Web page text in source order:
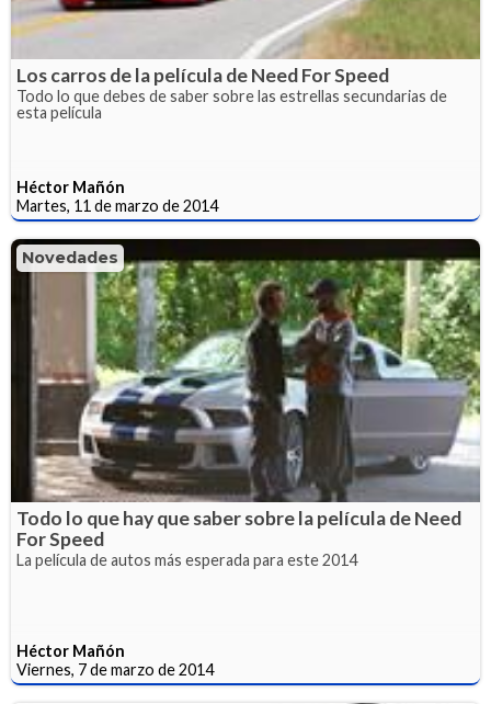
Los carros de la película de Need For Speed
Todo lo que debes de saber sobre las estrellas secundarias de
esta película
Héctor Mañón
Martes, 11 de marzo de 2014
Novedades
Todo lo que hay que saber sobre la película de Need
For Speed
La película de autos más esperada para este 2014
Héctor Mañón
Viernes, 7 de marzo de 2014